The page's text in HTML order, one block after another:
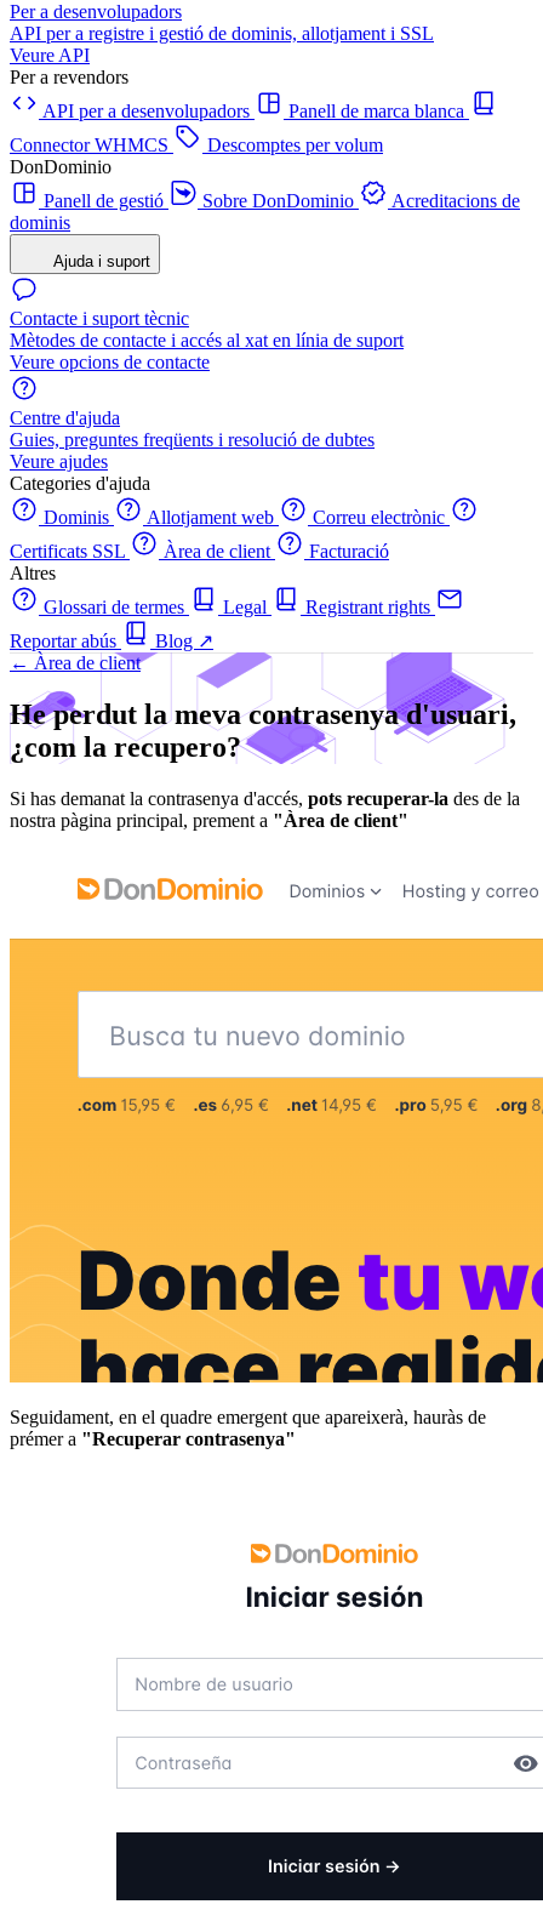
Per a desenvolupadors
API per a registre i gestió de dominis, allotjament i SSL
Veure API
Per a revendors
API per a desenvolupadors
Panell de marca blanca
Connector WHMCS
Descomptes per volum
DonDominio
Panell de gestió
Sobre DonDominio
Acreditacions de
dominis
Ajuda i suport
Contacte i suport tècnic
Mètodes de contacte i accés al xat en línia de suport
Veure opcions de contacte
Centre d'ajuda
Guies, preguntes freqüents i resolució de dubtes
Veure ajudes
Categories d'ajuda
Dominis
Allotjament web
Correu electrònic
Certificats SSL
Àrea de client
Facturació
Altres
Glossari de termes
Legal
Registrant rights
Reportar abús
Blog ↗
← Àrea de client
He perdut la meva contrasenya d'usuari,
¿com la recupero?
Si has demanat la contrasenya d'accés, pots recuperar-la des de la
nostra pàgina principal, prement a "Àrea de client"
Seguidament, en el quadre emergent que apareixerà, hauràs de
prémer a "Recuperar contrasenya"